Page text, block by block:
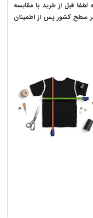
قبل از خرید با مقایسه
سطح کشور پس از اطمینان